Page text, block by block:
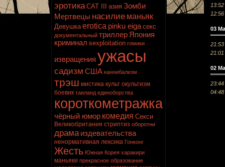
эротика CAT III азия Зомби
Мертвецы насилие маньяк
Девушка erotica pinku eiga секс
документальный триллер Япония
криминал sexploitation гомики
извращения ужасы
садизм США каннибализм
трэш мистика культ окультизм
боевик таиланд единоборства
короткометражка
чёрный юмор комедия Секси
Великобритания стриптиз оборотни
драма издевательства
ненормативная лексика Гонконг
Жесть Южная Корея харакири
маньяки прекрасное образование
13:52
12:56
03
21:53
21:01
02
23:44
04:48